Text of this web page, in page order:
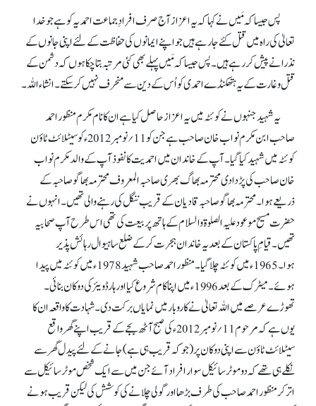
پس جیسا کہ مَیں نے کہا کہ یہ اعزاز آج صرف افرادِ جماعت احمدیہ کو ہے جو خدا
تعالیٰ کی راہ میں قتل کئے جا رہے ہیں جو اپنے ایمانوں کی حفاظت کے لئے اپنی جانوں کے
نذرانے پیش کر رہے ہیں۔ پس جیسا کہ مَیں پہلے بھی کئی مرتبہ بتا چکا ہوں کہ دشمن کے
قتل و غارت کے یہ ہتھکنڈے احمدی کو اُس کے دین سے منحرف نہیں کر سکتے۔ انشاء اللہ۔
یہ شہید جنہوں نے کوئٹہ میں یہ اعزاز حاصل کیاہے ان کا نام مکرم منظور احمد
صاحب ابن مکرم نواب خان صاحب ہے جن کو 11؍نومبر 2012ء کو سیٹلائٹ ٹاؤن
کوئٹہ میں شہید کیا گیا۔ آپ کے خاندان میں احمدیت کا نفوذ آپ کے والد مکرم نواب
خان صاحب کی پڑدادی محترمہ بھاگ بھری صاحبہ المعروف محترمہ بھاگو صاحبہ کے
ذریعے ہوا۔ محترمہ بھاگو صاحبہ قادیان کے قریب ننگل کی رہنے والی تھیں۔ انہوں نے
حضرت مسیح موعود علیہ الصلوۃ والسلام کے ہاتھ پر بیعت کی تھی اس طرح آپ صحابیہ
تھیں۔ قیامِ پاکستان کے بعد یہ خاندان ہجرت کر کے ضلع ساہیوال رہائش پذیر
ہوا۔ 1965ء میں کوئٹہ چلا گیا۔ منظور احمد صاحب شہید 1978ء میں کوئٹہ میں پیدا
ہوئے۔ میٹرک کے بعد 1996ء میں اپنا کام شروع کیا اور ہارڈویئر کی دوکان بنائی۔
تھوڑے عرصے میں اللہ تعالیٰ نے کاروبار میں نمایاں برکت دی۔ شہادت کا واقعہ ان کا
یوں ہے کہ مرحوم 11؍نومبر 2012ء کی صبح آٹھ بجے کے قریب اپنے گھر واقع
سیٹلائٹ ٹاؤن سے اپنی دوکان پر(جو کہ قریب ہی ہے) جانے کے لئے پیدل گھر سے
نکلے ہی تھے کہ دو موٹر سائیکل سوار افراد آئے جن میں سے ایک شخص موٹر سائیکل سے
اتر کر منظور احمد صاحب کی طرف بڑھا اور گولی چلانے کی کوشش کی لیکن قریب ہونے